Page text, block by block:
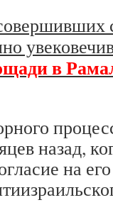
в
назад,
на